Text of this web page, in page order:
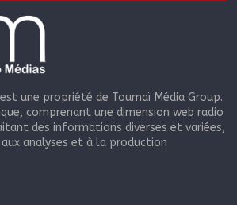
une propriété de Toumaï Média Group.
comprenant une dimension web radio
des informations diverses et variées,
analyses et à la production